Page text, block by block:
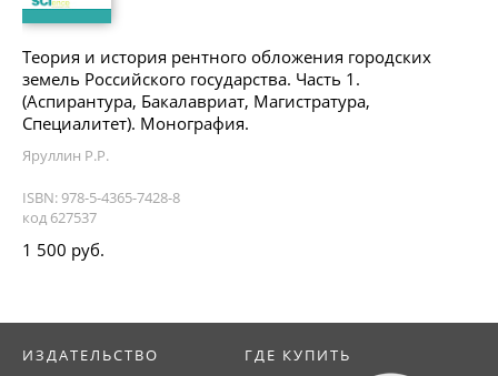
Теория и история рентного обложения городских
земель Российского государства. Часть 1.
(Аспирантура, Бакалавриат, Магистратура,
Специалитет). Монография.
Яруллин Р.Р.
ISBN: 978-5-4365-7428-8
код 627537
1 500 руб.
ИЗДАТЕЛЬСТВО ГДЕ КУПИТЬ